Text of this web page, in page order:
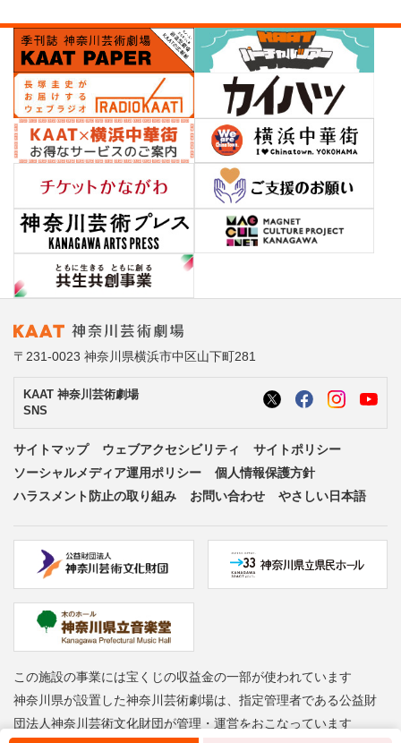
〒231-0023 神奈川県横浜市中区山下町281
KAAT 神奈川芸術劇場
SNS
サイトマップ ウェブアクセシビリティ
サイトポリシー
ソーシャルメディア運用ポリシー
個人情報保護方針
ハラスメント防止の取り組み
お問い合わせ やさしい日本語
この施設の事業には宝くじの収益金の一部が使われています
神奈川県が設置した神奈川芸術劇場は、指定管理者である公益財
団法人神奈川芸術文化財団が管理・運営をおこなっています